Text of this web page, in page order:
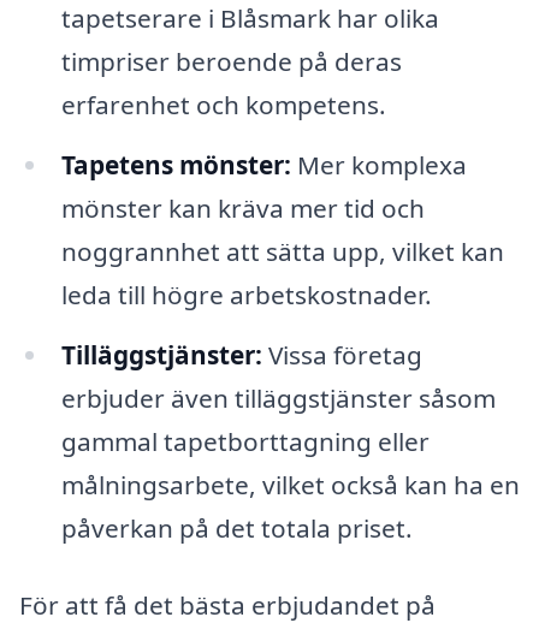
tapetserare i Blåsmark har olika
timpriser beroende på deras
erfarenhet och kompetens.
Tapetens mönster: Mer komplexa
mönster kan kräva mer tid och
noggrannhet att sätta upp, vilket kan
leda till högre arbetskostnader.
Tilläggstjänster: Vissa företag
erbjuder även tilläggstjänster såsom
gammal tapetborttagning eller
målningsarbete, vilket också kan ha en
påverkan på det totala priset.
För att få det bästa erbjudandet på